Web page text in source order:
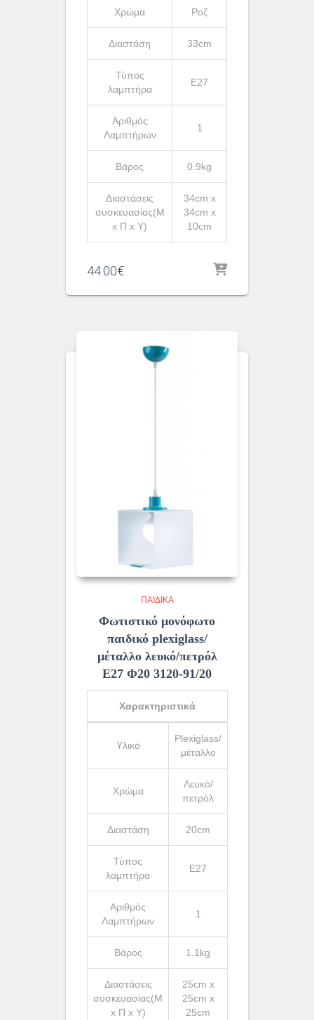
Χρώμα Ροζ
Διαστάση 33cm
Τύπος
λαμπτήρα
Ε27
Αριθμός
Λαμπτήρων
1
Βάρος 0.9kg
Διαστάσεις
συσκευασίας(Μ
x Π x Υ)
34cm x
34cm x
10cm
44.00€
ΠΑΙΔΙΚΆ
Φωτιστικό μονόφωτο
παιδικό plexiglass/
μέταλλο λευκό/πετρόλ
Ε27 Φ20 3120-91/20
Χαρακτηριστικά
Υλικό
Plexiglass/
μέταλλο
Χρώμα
Λευκό/
πετρόλ
Διαστάση 20cm
Τύπος
λαμπτήρα
Ε27
Αριθμός
Λαμπτήρων
1
Βάρος 1.1kg
Διαστάσεις
συσκευασίας(Μ
x Π x Υ)
25cm x
25cm x
25cm